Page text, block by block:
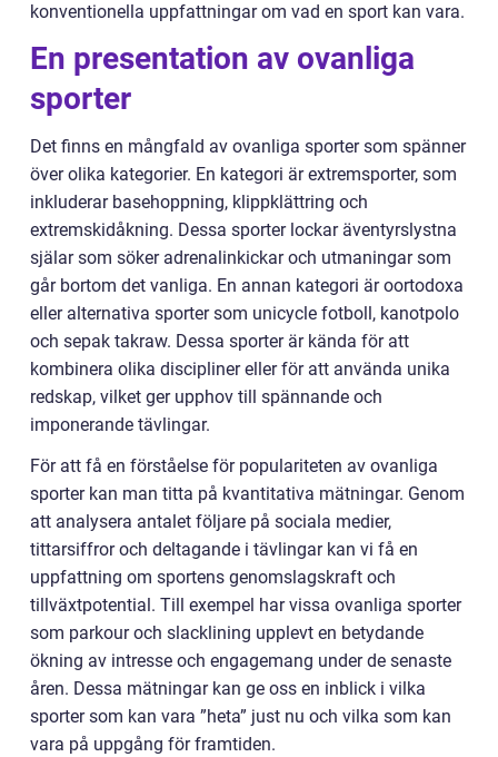
konventionella uppfattningar om vad en sport kan vara.
En presentation av ovanliga
sporter
Det finns en mångfald av ovanliga sporter som spänner
över olika kategorier. En kategori är extremsporter, som
inkluderar basehoppning, klippklättring och
extremskidåkning. Dessa sporter lockar äventyrslystna
själar som söker adrenalinkickar och utmaningar som
går bortom det vanliga. En annan kategori är oortodoxa
eller alternativa sporter som unicycle fotboll, kanotpolo
och sepak takraw. Dessa sporter är kända för att
kombinera olika discipliner eller för att använda unika
redskap, vilket ger upphov till spännande och
imponerande tävlingar.
För att få en förståelse för populariteten av ovanliga
sporter kan man titta på kvantitativa mätningar. Genom
att analysera antalet följare på sociala medier,
tittarsiffror och deltagande i tävlingar kan vi få en
uppfattning om sportens genomslagskraft och
tillväxtpotential. Till exempel har vissa ovanliga sporter
som parkour och slacklining upplevt en betydande
ökning av intresse och engagemang under de senaste
åren. Dessa mätningar kan ge oss en inblick i vilka
sporter som kan vara ”heta” just nu och vilka som kan
vara på uppgång för framtiden.